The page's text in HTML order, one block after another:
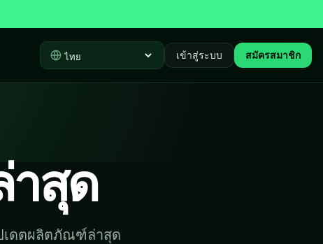
Select language เข้าสู่ระบบ สมัครสมาชิก
าสุด
เดตผลิตภัณฑ์ล่าสุด